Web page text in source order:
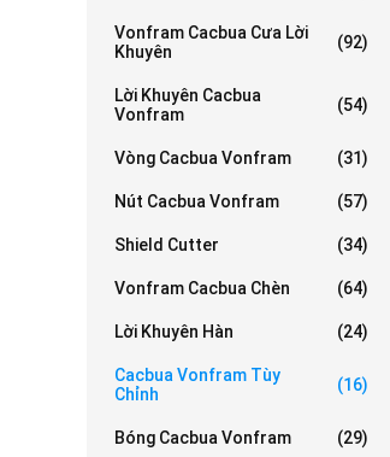
Vonfram Cacbua Cưa Lời
Khuyên
(92)
Lời Khuyên Cacbua
Vonfram
(54)
Vòng Cacbua Vonfram (31)
Nút Cacbua Vonfram (57)
Shield Cutter (34)
Vonfram Cacbua Chèn (64)
Lời Khuyên Hàn (24)
Cacbua Vonfram Tùy
Chỉnh
(16)
Bóng Cacbua Vonfram (29)